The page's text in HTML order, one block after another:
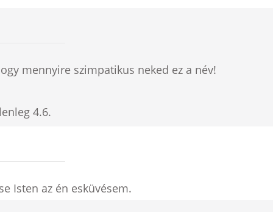
mennyire szimpatikus neked ez a név!
4.6.
Isten az én esküvésem.